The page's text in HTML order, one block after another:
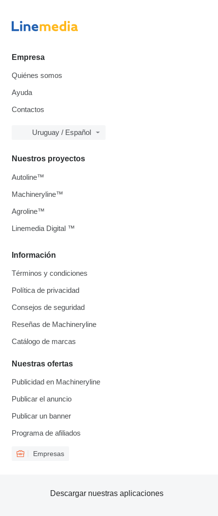
Empresa
Quiénes somos
Ayuda
Contactos
Uruguay / Español
Información
Términos y condiciones
Política de privacidad
Consejos de seguridad
Reseñas de Machineryline
Catálogo de marcas
Nuestras ofertas
Publicidad en Machineryline
Publicar el anuncio
Publicar un banner
Programa de afiliados
Empresas
Nuestros proyectos
Autoline™
Machineryline™
Agroline™
Linemedia Digital ™
Descargar nuestras aplicaciones